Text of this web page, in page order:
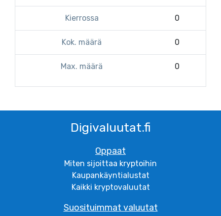
Kierrossa 0
Kok. määrä 0
Max. määrä 0
Digivaluutat.fi
Oppaat
Miten sijoittaa kryptoihin
Kaupankäyntialustat
Kaikki kryptovaluutat
Suosituimmat valuutat